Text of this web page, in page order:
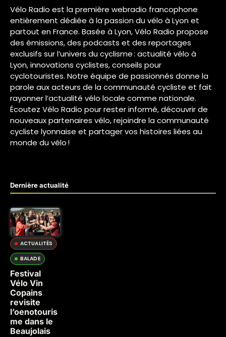
Vélo Radio est la première webradio francophone
entièrement dédiée à la passion du vélo à Lyon et
partout en France. Basée à Lyon, Vélo Radio propose
des émissions, des podcasts et des reportages
exclusifs sur l’univers du cyclisme : actualité vélo à
Lyon, innovations cyclistes, conseils pour
cyclotouristes. Notre équipe de passionnés donne la
parole aux acteurs de la communauté cycliste et fait
rayonner l’actualité vélo locale comme nationale.
Écoutez Vélo Radio pour rester informé, découvrir de
nouveaux partenaires vélo, rejoindre la communauté
cycliste lyonnaise et partager vos histoires liées au
monde du vélo !
Dernière actualité
ACTUALITÉS
BALADE
Festival
Vélo Vin
Copains
revisite
l’oenotouris
me dans le
Beaujolais